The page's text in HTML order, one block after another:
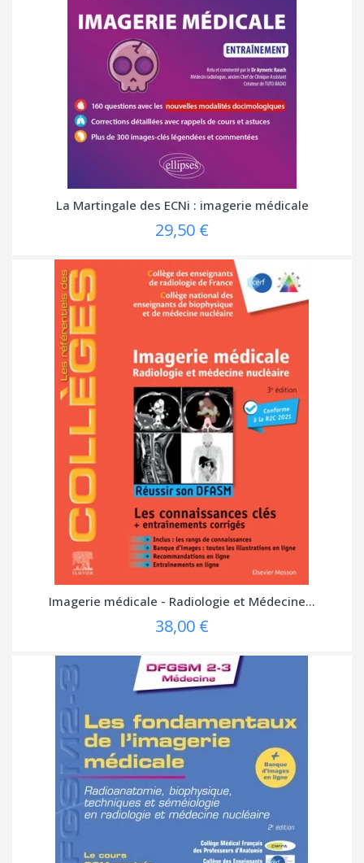
La Martingale des ECNi : imagerie médicale
29,50 €
Imagerie médicale - Radiologie et Médecine...
38,00 €